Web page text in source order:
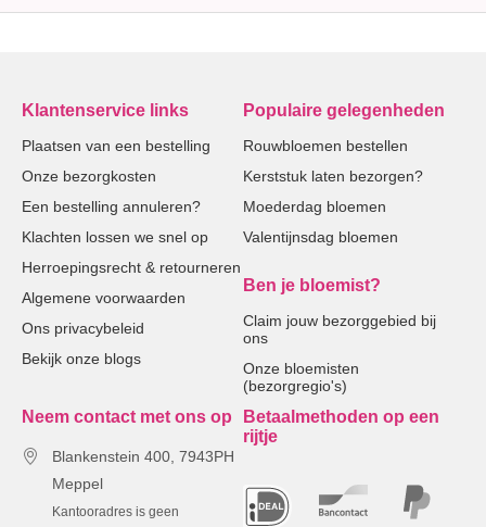
Klantenservice links
Plaatsen van een bestelling
Onze bezorgkosten
Een bestelling annuleren?
Klachten lossen we snel op
Herroepingsrecht & retourneren
Algemene voorwaarden
Ons privacybeleid
Bekijk onze blogs
Populaire gelegenheden
Rouwbloemen bestellen
Kerststuk laten bezorgen?
Moederdag bloemen
Valentijnsdag bloemen
Ben je bloemist?
Claim jouw bezorggebied bij
ons
Onze bloemisten
(bezorgregio's)
Neem contact met ons op
Blankenstein 400, 7943PH
Meppel
Kantooradres is geen
Betaalmethoden op een
rijtje